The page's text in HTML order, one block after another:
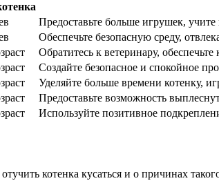
Предоставьте больше игрушек,
Обеспечьте безопасную среду,
Обратитесь к ветеринару,
Создайте безопасное и спокойное
Уделяйте больше времени котенку,
Предоставьте возможность
Используйте позитивное
котенка кусаться и о причинах